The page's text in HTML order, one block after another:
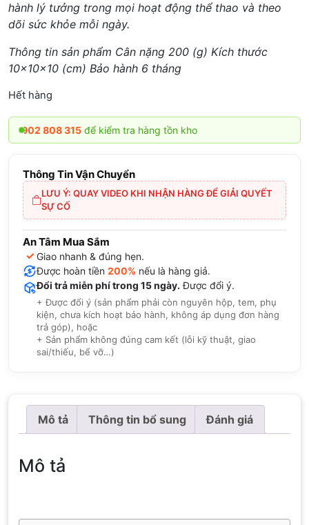
hành lý tưởng trong mọi hoạt động thể thao và theo
dõi sức khỏe mỗi ngày.
Thông tin sản phẩm Cân nặng 200 (g) Kích thước
10x10x10 (cm) Bảo hành 6 tháng
Hết hàng
808 315để kiểm tra hàng tồn kho
Thông Tin Vận Chuyển
LƯU Ý: QUAY VIDEO KHI NHẬN HÀNG ĐỂ GIẢI QUYẾT
SỰ CỐ
An Tâm Mua Sắm
✓ Giao nhanh & đúng hẹn.
Được hoàn tiền 200% nếu là hàng giả.
Đổi trả miễn phí trong 15 ngày. Được đổi ý.
+ Được đổi ý (sản phẩm phải còn nguyên hộp, tem, phụ
kiện, chưa kích hoạt bảo hành, không áp dụng đơn hàng
trả góp), hoặc
+ Sản phẩm không đúng cam kết (lỗi kỹ thuật, giao
sai/thiếu, bể vỡ…)
Mô tả Thông tin bổ sung Đánh giá
Mô tả